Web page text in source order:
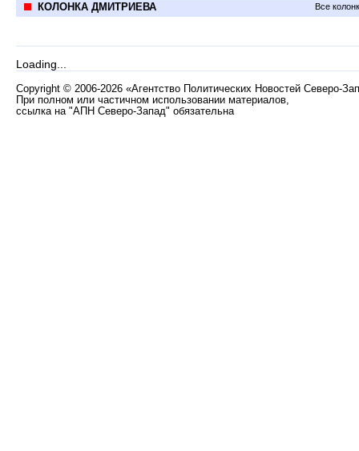
КОЛОНКА ДМИТРИЕВА Все
Loading...
Copyright © 2006-2026 «Агентство Политических Новостей Северо-
При полном или частичном использовании материалов,
ссылка на "АПН Северо-Запад" обязательна